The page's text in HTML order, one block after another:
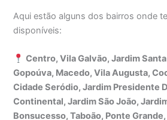
Aqui estão alguns dos bairros onde
disponíveis:
Centro, Vila Galvão, Jardim
Gopoúva, Macedo, Vila Augusta,
Cidade Seródio, Jardim Presidente
Continental, Jardim São João,
Bonsucesso, Taboão, Ponte